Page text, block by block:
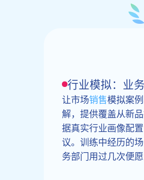
行业模拟：业
让市场销售模拟案
解，提供覆盖从新
据真实行业画像配
议。训练中经历的
务部门用过几次便愿